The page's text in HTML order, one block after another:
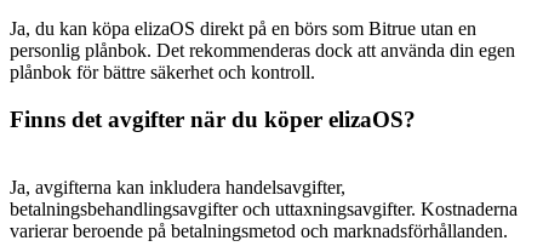
Ja, du kan köpa elizaOS direkt på en börs som Bitrue utan en
personlig plånbok. Det rekommenderas dock att använda din egen
plånbok för bättre säkerhet och kontroll.
Finns det avgifter när du köper elizaOS?
Ja, avgifterna kan inkludera handelsavgifter,
betalningsbehandlingsavgifter och uttaxningsavgifter. Kostnaderna
varierar beroende på betalningsmetod och marknadsförhållanden.